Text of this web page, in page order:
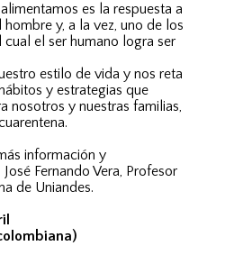
es la respuesta a
y, a la vez, uno de los
el ser humano logra ser
estilo de vida y nos reta
y estrategias que
nosotros y nuestras familias,
información y
Fernando Vera, Profesor
de Uniandes.